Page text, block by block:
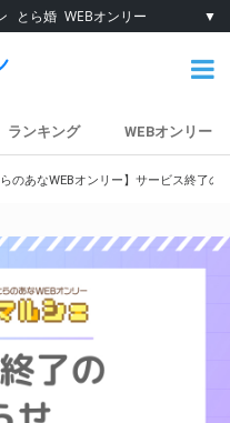
とら婚 WEBオンリー ▼
ランキング WEBオンリー
らのあなWEBオンリー】サービス終了の